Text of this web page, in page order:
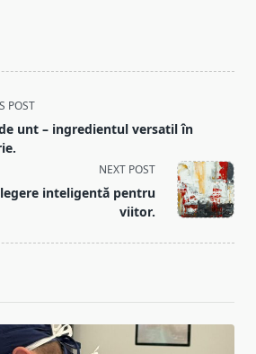
POST
unt – ingredientul versatil în
NEXT POST
inteligentă pentru
viitor.